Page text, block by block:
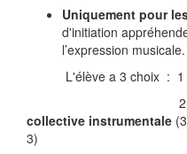
Uniquement pour
d'initiation
l’expression musicale.
L'élève a 3 choix : 1
collective instrumentale
3)